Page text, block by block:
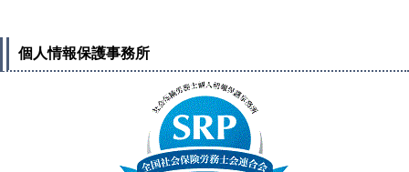
個人情報保護事務所